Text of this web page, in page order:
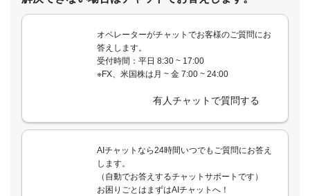
オペレーターがチャットでお客様のご質問にお
答えします。
受付時間：平日 8:30 ~ 17:00
※FX、米国株は月 ~ 金 7:00 ~ 24:00
有人チャットで質問する
AIチャットなら24時間いつでもご質問にお答え
します。
（自動でお答えするチャットサポートです）
お困りごとはまずはAIチャットへ！